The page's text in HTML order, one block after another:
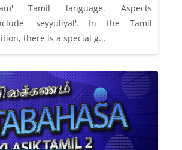
Tamil language. Aspects
'seyyuliyal'. In the Tamil
there is a special g...